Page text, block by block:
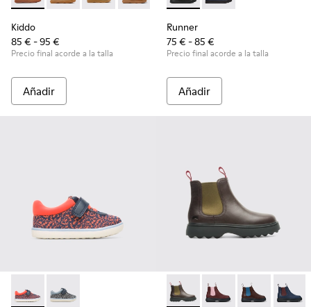
Kiddo
85 € - 95 €
Precio final acorde a la talla
Añadir
Runner
75 € - 85 €
Precio final acorde a la talla
Añadir
Pursuit - K800329-001 - Multicolor
Pursuit - K800329-002 - MulticolorNorte - K900149-004 -
Norte - K900149-026
Norte -Norte